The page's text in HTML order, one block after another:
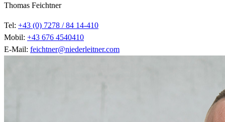
Thomas Feichtner
Tel: +43 (0) 7278 / 84 14-410
Mobil: +43 676 4540410
E-Mail: feichtner@niederleitner.com